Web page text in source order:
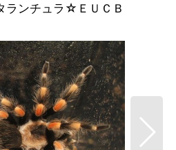
ランチュラ☆ＥＵＣＢ